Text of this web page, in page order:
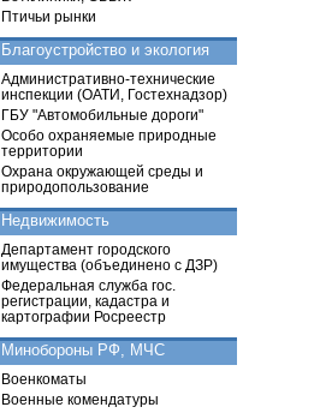
Птичьи рынки
Благоустройство и экология
Административно-технические
инспекции (ОАТИ, Гостехнадзор)
ГБУ "Автомобильные дороги"
Особо охраняемые природные
территории
Охрана окружающей среды и
природопользование
Недвижимость
Департамент городского
имущества (объединено с ДЗР)
Федеральная служба гос.
регистрации, кадастра и
картографии Росреестр
Минобороны РФ, МЧС
Военкоматы
Военные комендатуры